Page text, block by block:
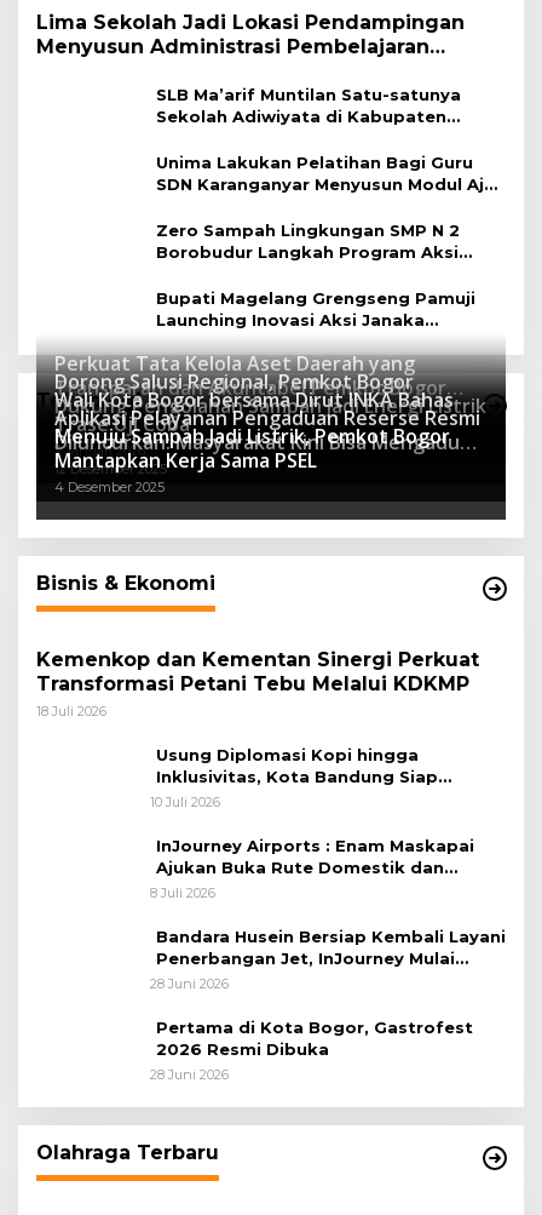
Lima Sekolah Jadi Lokasi Pendampingan
Menyusun Administrasi Pembelajaran
SLB Ma’arif Muntilan Satu-satunya
Sekolah Adiwiyata di Kabupaten
Unima Lakukan Pelatihan Bagi Guru
SDN Karanganyar Menyusun Modul Ajar
Zero Sampah Lingkungan SMP N 2
Borobudur Langkah Program Aksi
Bupati Magelang Grengseng Pamuji
Launching Inovasi Aksi Janaka
Program Sekolah Adiwiyata
Teknologi
Perkuat Tata Kelola Aset Daerah yang
Transparan dan Akuntabel Pemkot Bogor
Luncurkan SIMASDA
8 Juli 2026
Dorong Salusi Regional, Pemkot Bogor
Dukung Pengolahan Sampah Jadi Energi Listrik
8 April 2026
Wali Kota Bogor bersama Dirut INKA Bahas
Trase Uji Coba
7 Januari 2026
Aplikasi Pelayanan Pengaduan Reserse Resmi
Diluncurkan: Masyarakat Kini Bisa Mengadu
Lebih Cepat, Mudah, dan Terintegrasi
12 Desember 2025
Menuju Sampah Jadi Listrik, Pemkot Bogor
Mantapkan Kerja Sama PSEL
4 Desember 2025
Bisnis & Ekonomi
Kemenkop dan Kementan Sinergi Perkuat
Transformasi Petani Tebu Melalui KDKMP
18 Juli 2026
Usung Diplomasi Kopi hingga
Inklusivitas, Kota Bandung Siap
Sambut 25 Duta Besar di Festival Asia
10 Juli 2026
InJourney Airports : Enam Maskapai
Ajukan Buka Rute Domestik dan
Internasional dari Bandara Husein
8 Juli 2026
Bandara Husein Bersiap Kembali Layani
Penerbangan Jet, InJourney Mulai
Tahap Optimalisasi
28 Juni 2026
Pertama di Kota Bogor, Gastrofest
2026 Resmi Dibuka
28 Juni 2026
Olahraga Terbaru